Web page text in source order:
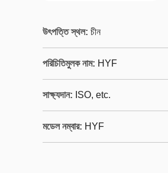
উৎপত্তি স্থল: চীন
পরিচিতিমুলক নাম: HYF
সাক্ষ্যদান: ISO, etc.
মডেল নম্বার: HYF